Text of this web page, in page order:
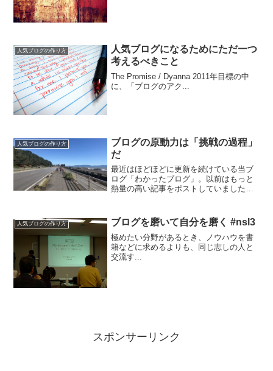
人気ブログの作り方
人気ブログになるためにただ一つ
考えるべきこと
The Promise / Dyanna 2011年目標の中
に、「ブログのアク...
人気ブログの作り方
ブログの原動力は「挑戦の過程」
だ
最近はほどほどに更新を続けている当ブ
ログ「わかったブログ」。以前はもっと
熱量の高い記事をポストしていました
響力」と「信用」を集める方法堀江本を
久々に読みました。やはり、...
人気ブログの作り方 ブログを磨いて自分を磨く #nsl3
極めたい分野があるとき、ノウハウを書
籍などに求めるよりも、同じ志しの人と
交流す...
スポンサーリンク